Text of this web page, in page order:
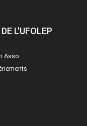
L'UFOLEP
Asso